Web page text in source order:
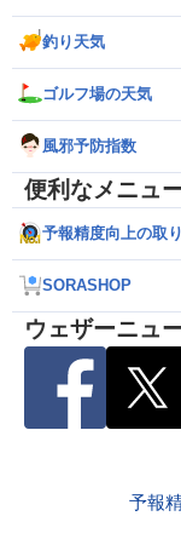
釣り天気
ゴルフ場の天気
風邪予防指数
便利なメニュ
予報精度向上の取
SORASHOP
ウェザーニュ
予報